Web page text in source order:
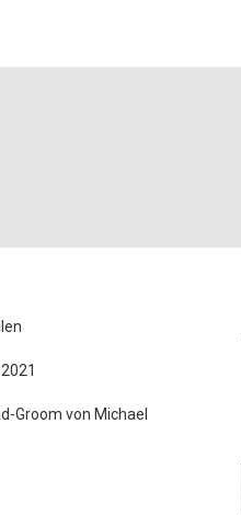
Groom von Michael